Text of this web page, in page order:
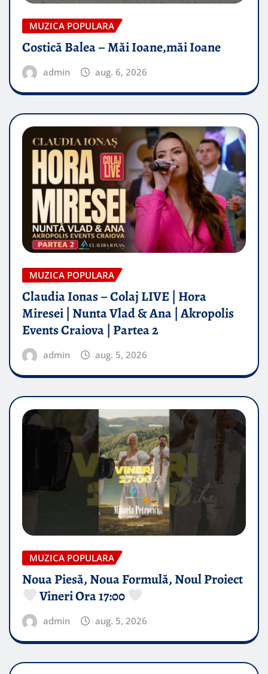
MUZICA POPULARA
Costică Balea – Măi Ioane,măi Ioane
admin aug. 6, 2026
MUZICA POPULARA
Claudia Ionas – Colaj LIVE | Hora
Miresei | Nunta Vlad & Ana | Akropolis
Events Craiova | Partea 2
admin aug. 5, 2026
MUZICA POPULARA
Noua Piesă, Noua Formulă, Noul Proiect
Vineri Ora 17:00
admin aug. 5, 2026